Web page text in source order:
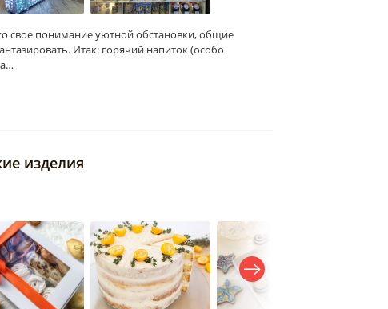
свое понимание уютной обстановки, общие
Итак: горячий напиток (особо
изделия